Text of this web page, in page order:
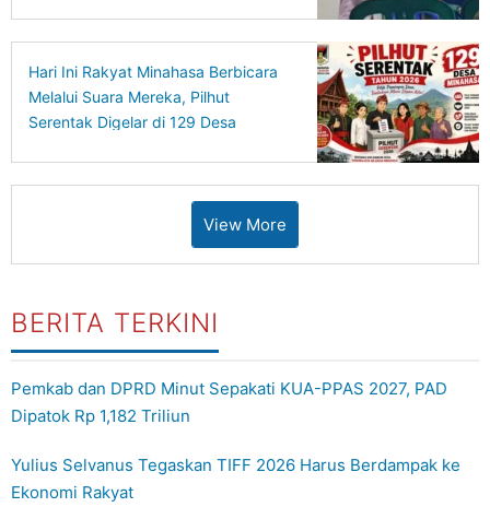
Hari Ini Rakyat Minahasa Berbicara
Melalui Suara Mereka, Pilhut
Serentak Digelar di 129 Desa
View More
BERITA TERKINI
Pemkab dan DPRD Minut Sepakati KUA-PPAS 2027, PAD
Dipatok Rp 1,182 Triliun
Yulius Selvanus Tegaskan TIFF 2026 Harus Berdampak ke
Ekonomi Rakyat